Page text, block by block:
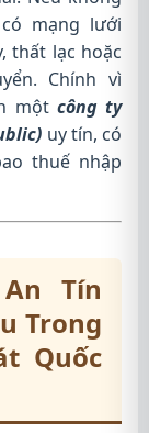
mạng lưới
thất lạc hoặc
Chính vì
một công ty
uy tín, có
thuế nhập
Tín
Trong
Quốc